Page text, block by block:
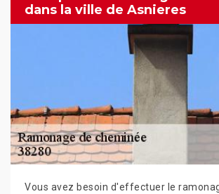
dans la ville de Asnieres
Vous avez besoin d'effectuer le